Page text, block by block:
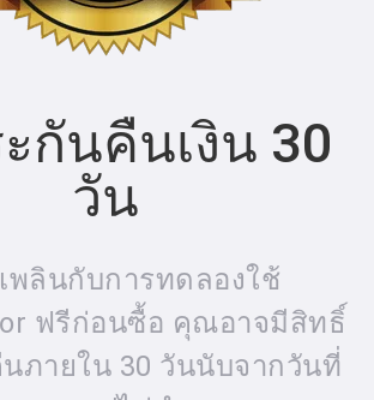
กันคืนเงิน 30
วัน
พลินกับการทดลองใช้
ฟรีก่อนซื้อ คุณอาจมีสิทธิ์
ภายใน 30 วันนับจากวันที่